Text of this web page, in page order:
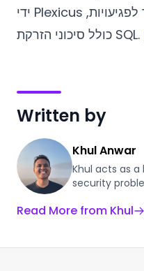
ידי Plexicus כדי לסרוק את הקוד שלך לפגיעויות,
Written by
Khul Anwar
Khul acts as
security
workflows, he
Read More from Khul